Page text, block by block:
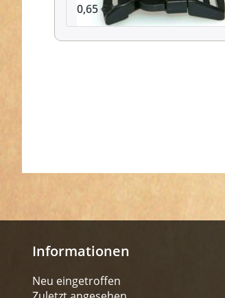
0,65 € *
Informationen
Neu eingetroffen